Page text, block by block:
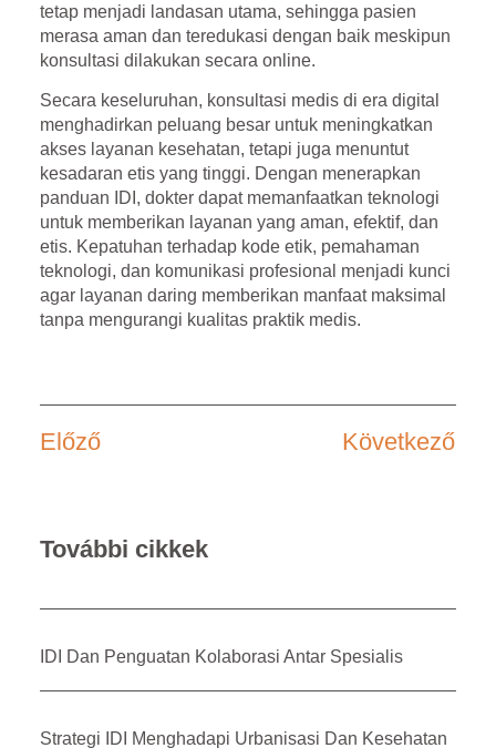
tetap menjadi landasan utama, sehingga pasien
merasa aman dan teredukasi dengan baik meskipun
konsultasi dilakukan secara online.
Secara keseluruhan, konsultasi medis di era digital
menghadirkan peluang besar untuk meningkatkan
akses layanan kesehatan, tetapi juga menuntut
kesadaran etis yang tinggi. Dengan menerapkan
panduan IDI, dokter dapat memanfaatkan teknologi
untuk memberikan layanan yang aman, efektif, dan
etis. Kepatuhan terhadap kode etik, pemahaman
teknologi, dan komunikasi profesional menjadi kunci
agar layanan daring memberikan manfaat maksimal
tanpa mengurangi kualitas praktik medis.
Előző Következő
További cikkek
IDI Dan Penguatan Kolaborasi Antar Spesialis
Strategi IDI Menghadapi Urbanisasi Dan Kesehatan